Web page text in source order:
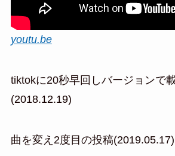
youtu.be
tiktokに20秒早回しバージョンで
(2018.12.19)
曲を変え2度目の投稿(2019.05.17)